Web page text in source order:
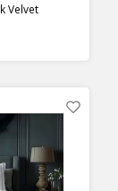
Velvet
kleur,
stiksels geeft